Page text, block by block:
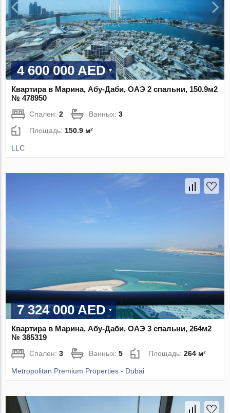
4 600 000 AED
Квартира в Марина, Абу-Даби, ОАЭ 2 спальни, 150.9м2
№ 478950
Спален:2 Ванных:3
Площадь: 150.9 м²
LLC
7 324 000 AED
Квартира в Марина, Абу-Даби, ОАЭ 3 спальни, 264м2
№ 385319
Спален:3 Ванных:5 Площадь:264 м²
Metropolitan Premium Properties - Dubai